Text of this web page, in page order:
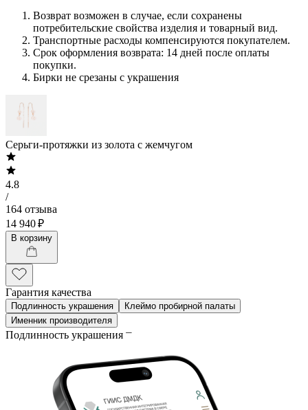
Возврат возможен в случае, если сохранены
потребительские свойства изделия и товарный вид.
Транспортные расходы компенсируются покупателем.
Срок оформления возврата: 14 дней после оплаты
покупки.
Бирки не срезаны с украшения
Серьги-протяжки из золота с жемчугом
4.8
/
164 отзыва
14 940 ₽
В корзину
Гарантия качества
Подлинность украшения
Клеймо пробирной палаты
Именник производителя
Подлинность украшения